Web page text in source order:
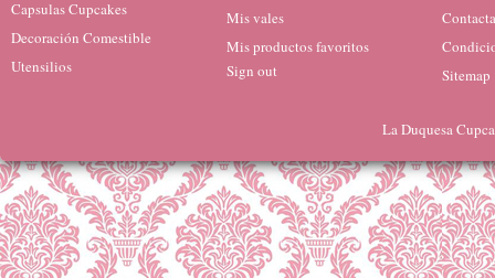
Capsulas Cupcakes
Decoración Comestible
Utensilios
Mis vales
Mis productos favoritos
Sign out
Sitemap
La Duquesa